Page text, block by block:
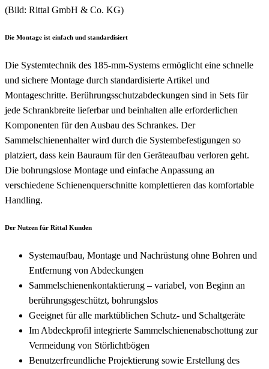
(Bild: Rittal GmbH & Co. KG)
Die Montage ist einfach und standardisiert
Die Systemtechnik des 185-mm-Systems ermöglicht eine schnelle
und sichere Montage durch standardisierte Artikel und
Montageschritte. Berührungsschutzabdeckungen sind in Sets für
jede Schrankbreite lieferbar und beinhalten alle erforderlichen
Komponenten für den Ausbau des Schrankes. Der
Sammelschienenhalter wird durch die Systembefestigungen so
platziert, dass kein Bauraum für den Geräteaufbau verloren geht.
Die bohrungslose Montage und einfache Anpassung an
verschiedene Schienenquerschnitte komplettieren das komfortable
Handling.
Der Nutzen für Rittal Kunden
Systemaufbau, Montage und Nachrüstung ohne Bohren und
Entfernung von Abdeckungen
Sammelschienenkontaktierung – variabel, von Beginn an
berührungsgeschützt, bohrungslos
Geeignet für alle marktüblichen Schutz- und Schaltgeräte
Im Abdeckprofil integrierte Sammelschienenabschottung zur
Vermeidung von Störlichtbögen
Benutzerfreundliche Projektierung sowie Erstellung des